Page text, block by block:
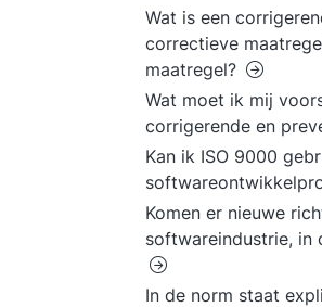
Wat is een
correctieve
maatregel?
Wat moet ik mij
corrigerende en
Kan ik ISO 9000
Komen er nieuwe
softwareindustrie, in
In de norm staat